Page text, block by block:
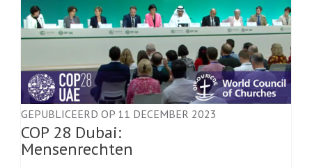
GEPUBLICEERD OP 11 DECEMBER 2023
COP 28 Dubai:
Mensenrechten